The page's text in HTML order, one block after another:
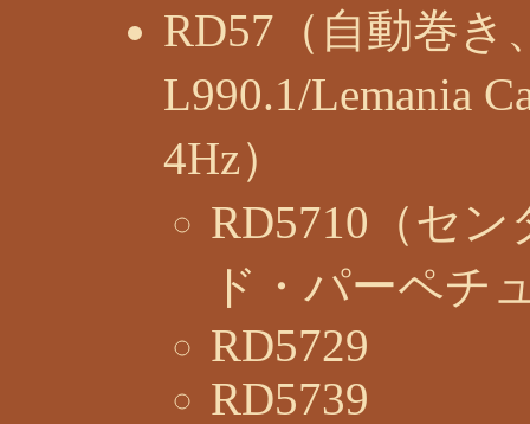
RD57（自動巻き
L990.1/Lemania
4Hz）
RD5710（セ
ド・パーペチ
RD5729
RD5739